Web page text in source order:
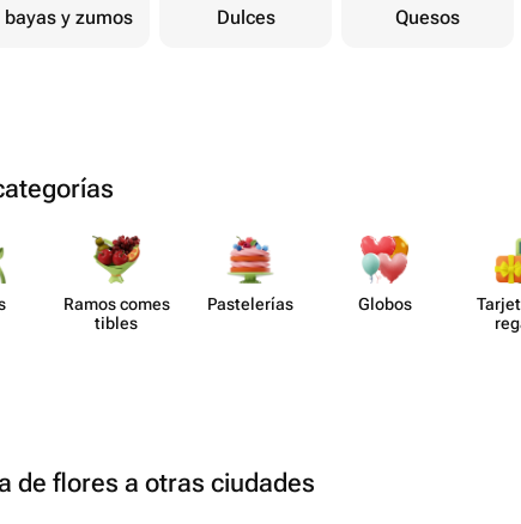
bayas y zumos Dulces Quesos
Ramos comes​
tibles
Paste​lerías Globos
de flores a otras ciudades